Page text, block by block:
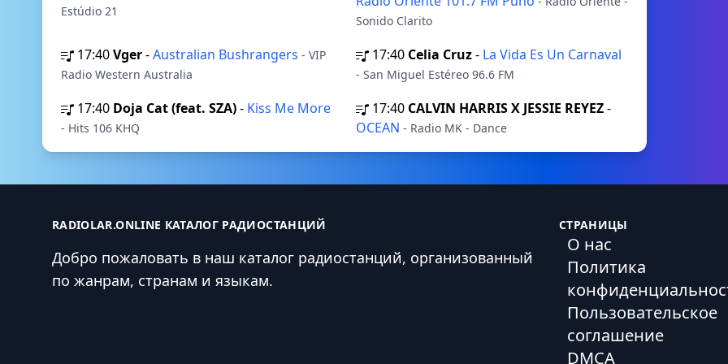
Estúdio 21
Sonido Clarito
17:40Vger-Australian Bushrangers - VIP
Radio Western Australia
17:40 Celia Cruz- La Vida Es Un Carnaval
- San Miguel Estéreo 96.6 FM
17:40 Doja Cat (feat. SZA)- Kiss Me More
- Hits 106 KHQ
17:40 CALVIN HARRIS X JESSIE REYEZ-
OCEAN - Radio MK - Dance
RADIOLAR.ONLINE КАТАЛОГ РАДИОСТАНЦИЙ
Добро пожаловать в наш каталог радиостанций, организованный
по жанрам, странам и языкам.
СТРАНИЦЫ
О нас
Политика
Пользовательское
соглашение
DMCA